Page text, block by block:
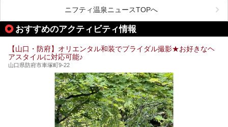
総工費はなんと約42億円。温泉だけでなく、交流できる施
設として整備され、まさに“温泉のテーマパーク”のようなス
ポットです。今回は、その魅力を3つの注目ポイントに分け
てご紹介します。
ニフティ温泉ニュースTOPへ
おすすめのアクティビティ情報
【山口・防府】オリエンタル和装でブライダル撮影★お好きなヘ
アスタイルに対応可能♪
山口県防府市車塚町9-22